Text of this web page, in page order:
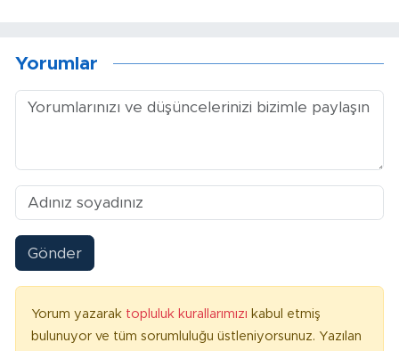
Yorumlar
Gönder
Yorum yazarak topluluk kurallarımızı kabul etmiş
bulunuyor ve tüm sorumluluğu üstleniyorsunuz. Yazılan